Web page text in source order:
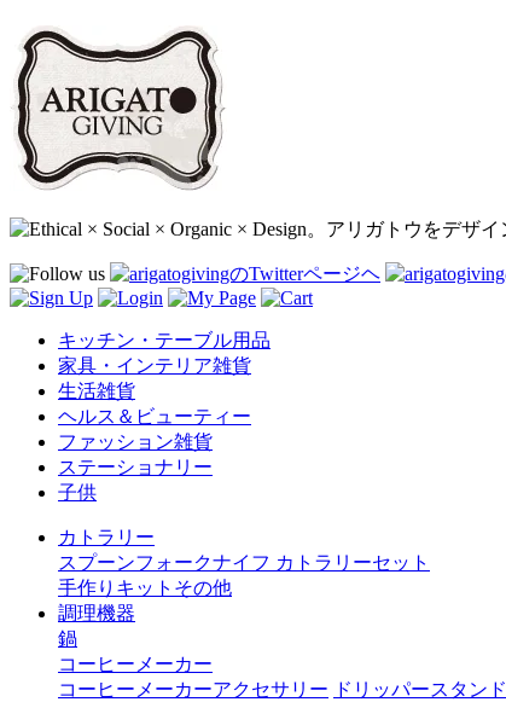
キッチン・テーブル用品
家具・インテリア雑貨
生活雑貨
ヘルス＆ビューティー
ファッション雑貨
ステーショナリー
子供
カトラリー
スプーンフォークナイフ カトラリーセット
手作りキット その他
調理機器
鍋
コーヒーメーカー
コーヒーメーカーアクセサリー ドリッパースタンド